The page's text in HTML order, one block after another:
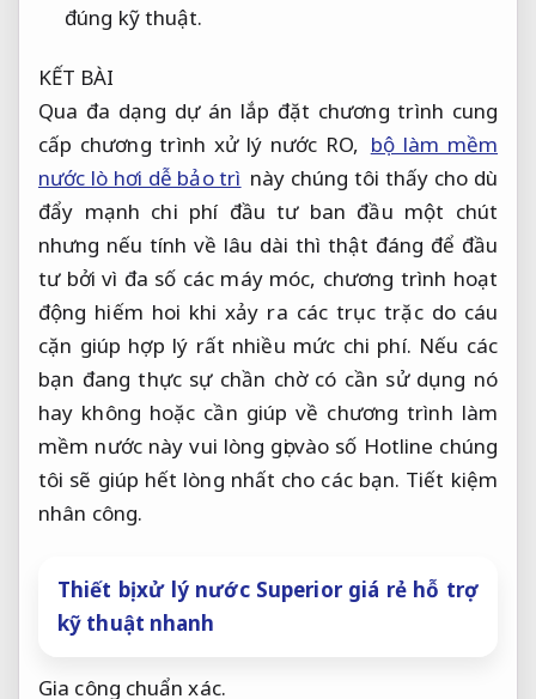
đúng kỹ thuật.
KẾT BÀI
Qua đa dạng dự án lắp đặt chương trình cung
cấp chương trình xử lý nước RO, bộ làm mềm
nước lò hơi dễ bảo trì này chúng tôi thấy cho dù
đẩy mạnh chi phí đầu tư ban đầu một chút
nhưng nếu tính về lâu dài thì thật đáng để đầu
tư bởi vì đa số các máy móc, chương trình hoạt
động hiếm hoi khi xảy ra các trục trặc do cáu
cặn giúp hợp lý rất nhiều mức chi phí. Nếu các
bạn đang thực sự chần chờ có cần sử dụng nó
hay không hoặc cần giúp về chương trình làm
mềm nước này vui lòng gọi vào số Hotline chúng
tôi sẽ giúp hết lòng nhất cho các bạn. Tiết kiệm
nhân công.
Thiết bị xử lý nước Superior giá rẻ hỗ trợ
kỹ thuật nhanh
Gia công chuẩn xác.